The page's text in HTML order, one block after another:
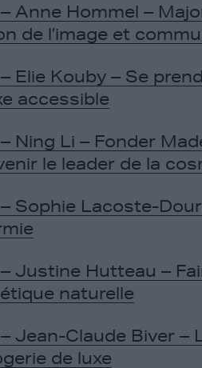
Anne Hommel –
de l’image et
Elie Kouby – Se
accessible
Ning Li – Fonder
le leader de la
Sophie Lacoste-
Justine Hutteau –
naturelle
Jean-Claude Biver –
de luxe